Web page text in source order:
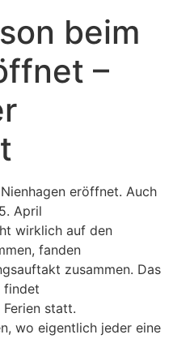
beim
–
eröffnet. Auch
April
wirklich auf den
fanden
zusammen. Das
findet
statt.
wo eigentlich jeder eine